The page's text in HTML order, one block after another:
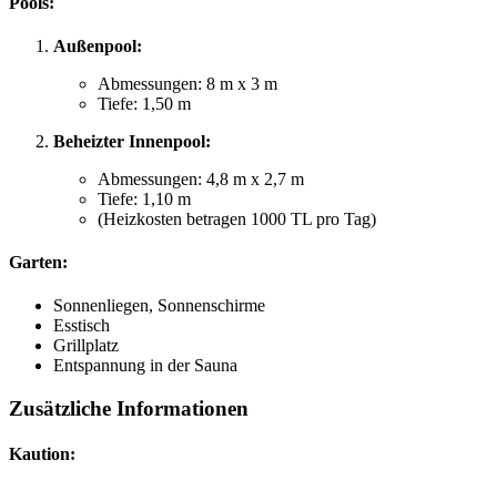
Außenpool:
Abmessungen: 8 m x 3 m
Tiefe: 1,50 m
Beheizter Innenpool:
Abmessungen: 4,8 m x 2,7 m
Tiefe: 1,10 m
(Heizkosten betragen 1000 TL pro Tag)
Garten:
Sonnenliegen, Sonnenschirme
Esstisch
Grillplatz
Entspannung in der Sauna
Zusätzliche Informationen
Kaution: